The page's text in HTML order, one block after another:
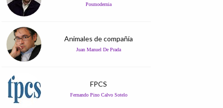
Posmodernia
Animales de compañía
Juan Manuel De Prada
FPCS
Fernando Pino Calvo Sotelo